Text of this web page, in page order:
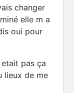
changer
elle m a
oui pour
pas ça
lieux de me